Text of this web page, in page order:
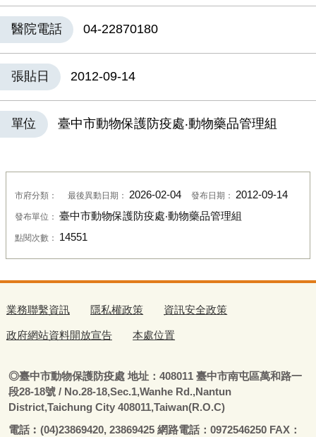
醫院電話 04-22870180
張貼日 2012-09-14
單位 臺中市動物保護防疫處‧動物藥品管理組
市府分類： 最後異動日期： 2026-02-04 發布日期： 2012-09-14
發布單位： 臺中市動物保護防疫處‧動物藥品管理組
點閱次數： 14551
業務聯繫資訊 隱私權政策 資訊安全政策
政府網站資料開放宣告 本處位置
◎臺中市動物保護防疫處地址：408011 臺中市南屯區萬和路一
段28-18號 / No.28-18,Sec.1,Wanhe Rd.,Nantun
District,Taichung City 408011,Taiwan(R.O.C)
電話︰ (04)23869420, 23869425 網路電話：0972546250 FAX：